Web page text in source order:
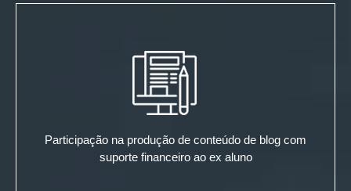
Participação na produção de conteúdo de blog com
suporte financeiro ao ex aluno